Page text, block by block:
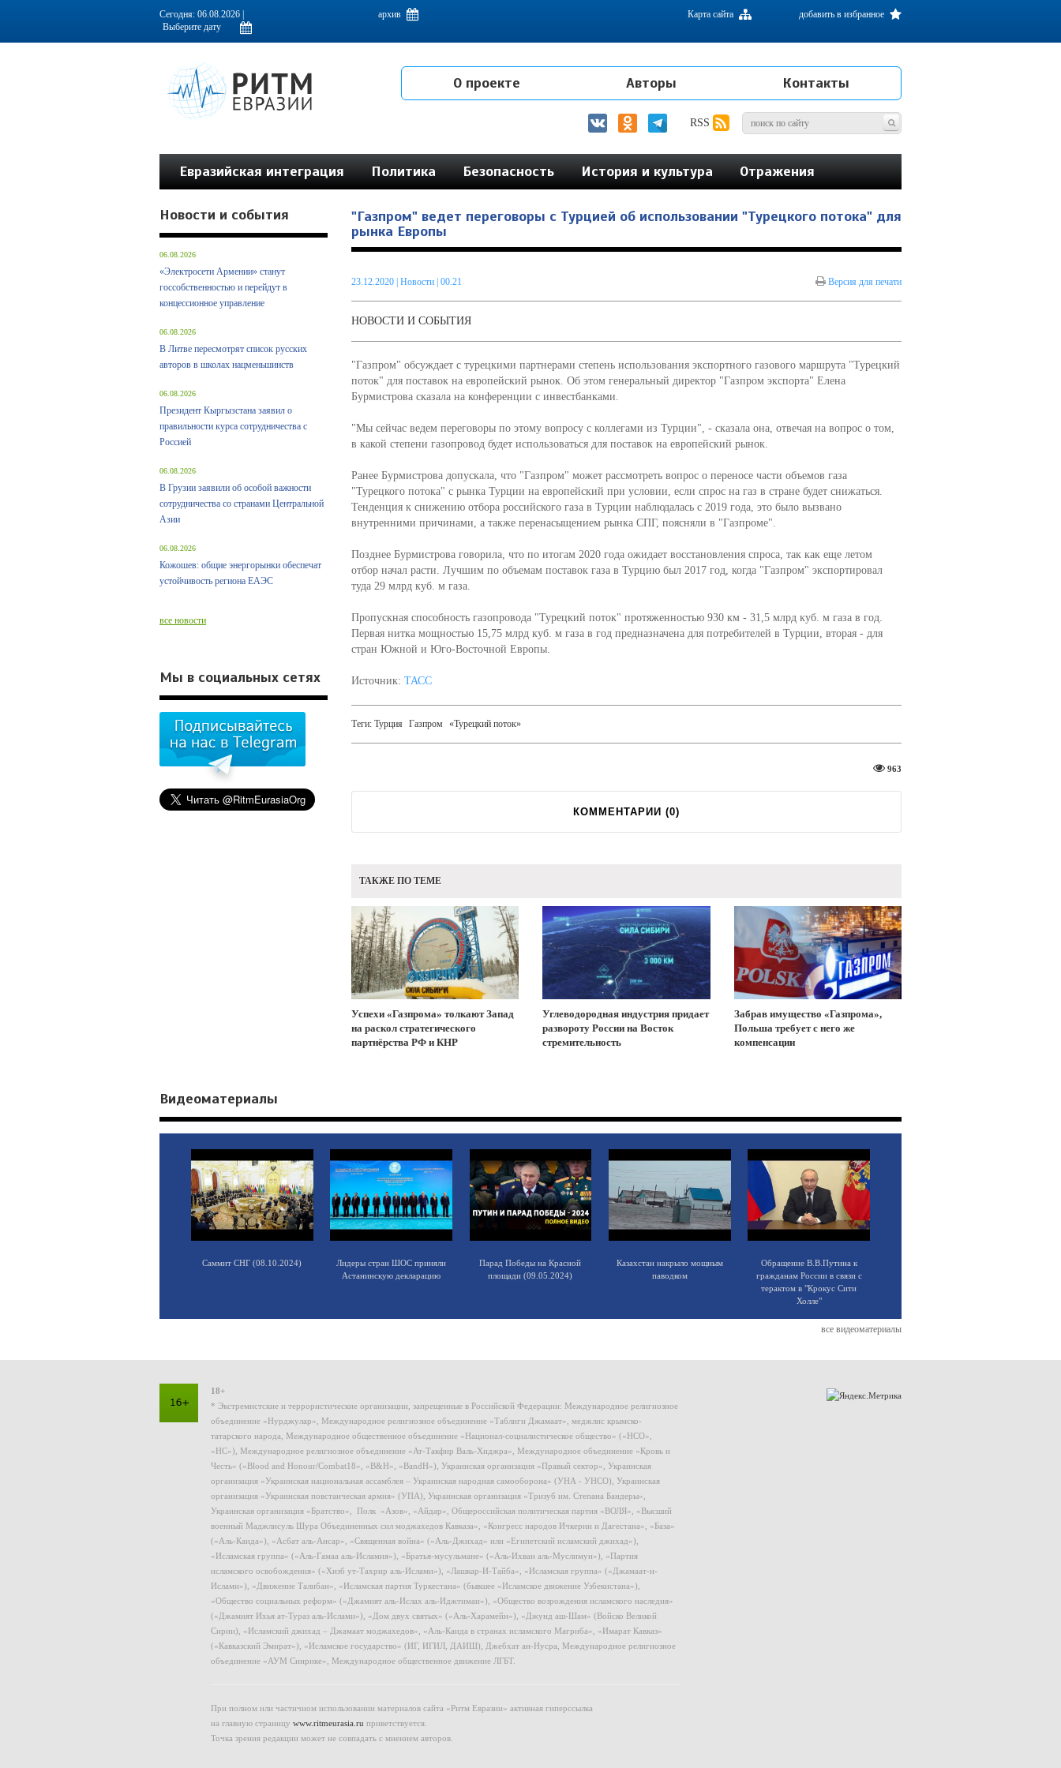
Информационно-аналитическое издание, посвященное актуальным проблемам интеграции на постсоветском пространстве
Сегодня: 06.08.2026 | архив добавить в избранное
Карта сайта
О проекте Авторы Контакты
RSS
Евразийская интеграция Политика Безопасность История и культура Отражения
"Газпром" ведет переговоры с Турцией об использовании "Турецкого потока" для
рынка Европы
23.12.2020| Новости | 00.21 Версия для печати
НОВОСТИ И СОБЫТИЯ
"Газпром" обсуждает с турецкими партнерами степень использования экспортного газового маршрута "Турецкий
поток" для поставок на европейский рынок. Об этом генеральный директор "Газпром экспорта" Елена
Бурмистрова сказала на конференции с инвестбанками.
"Мы сейчас ведем переговоры по этому вопросу с коллегами из Турции", - сказала она, отвечая на вопрос о том,
в какой степени газопровод будет использоваться для поставок на европейский рынок.
Ранее Бурмистрова допускала, что "Газпром" может рассмотреть вопрос о переносе части объемов газа
"Турецкого потока" с рынка Турции на европейский при условии, если спрос на газ в стране будет снижаться.
Тенденция к снижению отбора российского газа в Турции наблюдалась с 2019 года, это было вызвано
внутренними причинами, а также перенасыщением рынка СПГ, поясняли в "Газпроме".
Позднее Бурмистрова говорила, что по итогам 2020 года ожидает восстановления спроса, так как еще летом
отбор начал расти. Лучшим по объемам поставок газа в Турцию был 2017 год, когда "Газпром" экспортировал
туда 29 млрд куб. м газа.
Пропускная способность газопровода "Турецкий поток" протяженностью 930 км - 31,5 млрд куб. м газа в год.
Первая нитка мощностью 15,75 млрд куб. м газа в год предназначена для потребителей в Турции, вторая - для
стран Южной и Юго-Восточной Европы.
Источник: ТАСС
Теги: Турция Газпром «Турецкий поток»
963
КОММЕНТАРИИ (0)
ТАКЖЕ ПО ТЕМЕ
Успехи «Газпрома» толкают Запад
на раскол стратегического
партнёрства РФ и КНР
Углеводородная индустрия придает
развороту России на Восток
стремительность
Забрав имущество «Газпрома»,
Польша требует с него же
компенсации
Новости и события
06.08.2026
«Электросети Армении» станут
госсобственностью и перейдут в
концессионное управление
06.08.2026
В Литве пересмотрят список русских
авторов в школах нацменьшинств
06.08.2026
Президент Кыргызстана заявил о
правильности курса сотрудничества с
Россией
06.08.2026
В Грузии заявили об особой важности
сотрудничества со странами Центральной
Азии
06.08.2026
Кожошев: общие энергорынки обеспечат
устойчивость региона ЕАЭС
все новости
Мы в социальных сетях
Видеоматериалы
Саммит СНГ (08.10.2024)
Лидеры стран ШОС приняли
Астанинскую декларацию
Парад Победы на Красной
площади (09.05.2024)
Казахстан накрыло мощным
паводком
Обращение В.В.Путина к
гражданам России в связи с
терактом в "Крокус Сити
Холле"
все видеоматериалы
18+
* Экстремистские и террористические организации, запрещенные в Российской Федерации: Международное религиозное
объединение «Нурджулар», Международное религиозное объединение «Таблиги Джамаат», меджлис крымско-
татарского народа, Международное общественное объединение «Национал-социалистическое общество» («НСО»,
«НС»), Международное религиозное объединение «Ат-Такфир Валь-Хиджра», Международное объединение «Кровь и
Честь» («Blood and Honour/Combat18», «B&H», «BandH»), Украинская организация «Правый сектор», Украинская
организация «Украинская национальная ассамблея – Украинская народная самооборона» (УНА - УНСО), Украинская
организация «Украинская повстанческая армия» (УПА), Украинская организация «Тризуб им. Степана Бандеры»,
Украинская организация «Братство», Полк «Азов», «Айдар», Общероссийская политическая партия «ВОЛЯ», «Высший
военный Маджлисуль Шура Объединенных сил моджахедов Кавказа», «Конгресс народов Ичкерии и Дагестана», «База»
(«Аль-Каида»), «Асбат аль-Ансар», «Священная война» («Аль-Джихад» или «Египетский исламский джихад»),
«Исламская группа» («Аль-Гамаа аль-Исламия»), «Братья-мусульмане» («Аль-Ихван аль-Муслимун»), «Партия
исламского освобождения» («Хизб ут-Тахрир аль-Ислами»), «Лашкар-И-Тайба», «Исламская группа» («Джамаат-и-
Ислами»), «Движение Талибан», «Исламская партия Туркестана» (бывшее «Исламское движение Узбекистана»),
«Общество социальных реформ» («Джамият аль-Ислах аль-Иджтимаи»), «Общество возрождения исламского наследия»
(«Джамият Ихья ат-Тураз аль-Ислами»), «Дом двух святых» («Аль-Харамейн»), «Джунд аш-Шам» (Войско Великой
Сирии), «Исламский джихад – Джамаат моджахедов», «Аль-Каида в странах исламского Магриба», «Имарат Кавказ»
(«Кавказский Эмират»), «Исламское государство» (ИГ, ИГИЛ, ДАИШ), Джебхат ан-Нусра, Международное религиозное
объединение «АУМ Синрике», Международное общественное движение ЛГБТ.
При полном или частичном использовании материалов сайта «Ритм Евразии» активная гиперссылка
на главную страницу www.ritmeurasia.ru приветствуется.
Точка зрения редакции может не совпадать с мнением авторов.